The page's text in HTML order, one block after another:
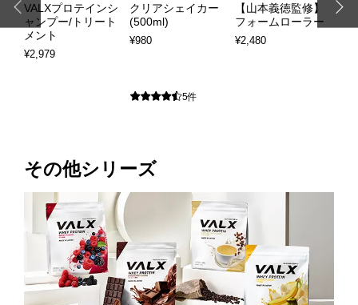
VALXプロテインシ
ャンプー/トリート
メント
¥2,979
クリアシェイカー
(500ml)
¥980
5件
【山本義徳監修】
フォームローラー
¥2,480
【
その他シリーズ